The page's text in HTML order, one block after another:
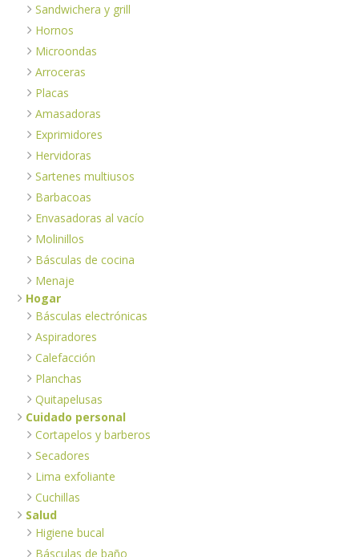
Sandwichera y grill
Hornos
Microondas
Arroceras
Placas
Amasadoras
Exprimidores
Hervidoras
Sartenes multiusos
Barbacoas
Envasadoras al vacío
Molinillos
Básculas de cocina
Menaje
Hogar
Básculas electrónicas
Aspiradores
Calefacción
Planchas
Quitapelusas
Cuidado personal
Cortapelos y barberos
Secadores
Lima exfoliante
Cuchillas
Salud
Higiene bucal
Básculas de baño